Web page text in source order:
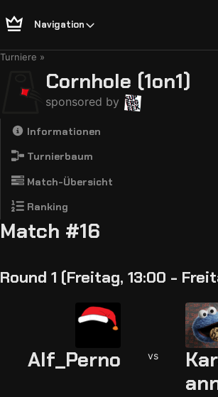
Navigation
Turniere
Cornhole (1on1)
sponsored by
Informationen
Turnierbaum
Match-Übersicht
Ranking
Match #16
Round 1 (Freitag, 13:00 -
Alf_Perno vs